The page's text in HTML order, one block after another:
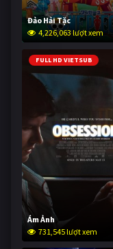
Đảo Hải Tặc
4,226,063 lượt xem
FULL HD VIETSUB
Ám Ảnh
731,545 lượt xem